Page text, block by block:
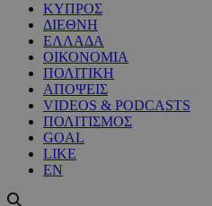
ΚΥΠΡΟΣ
ΔΙΕΘΝΗ
ΕΛΛΑΔΑ
ΟΙΚΟΝΟΜΙΑ
ΠΟΛΙΤΙΚΗ
ΑΠΟΨΕΙΣ
VIDEOS & PODCASTS
ΠΟΛΙΤΙΣΜΟΣ
GOAL
LIKE
EN